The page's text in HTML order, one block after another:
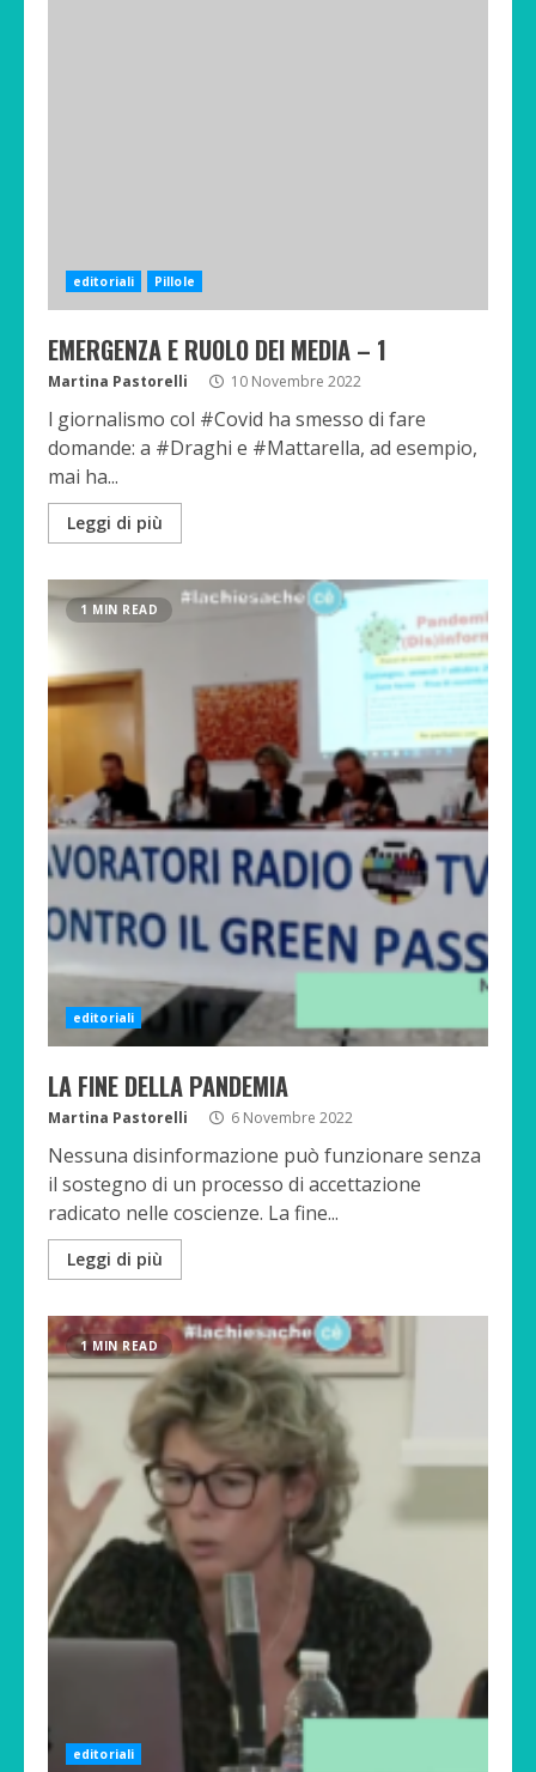
editoriali Pillole
EMERGENZA E RUOLO DEI MEDIA – 1
Martina Pastorelli 10 Novembre 2022
l giornalismo col #Covid ha smesso di fare
domande: a #Draghi e #Mattarella, ad esempio,
mai ha...
Leggi di più
1 MIN READ
editoriali
LA FINE DELLA PANDEMIA
Martina Pastorelli 6 Novembre 2022
Nessuna disinformazione può funzionare senza
il sostegno di un processo di accettazione
radicato nelle coscienze. La fine...
Leggi di più
1 MIN READ
editoriali